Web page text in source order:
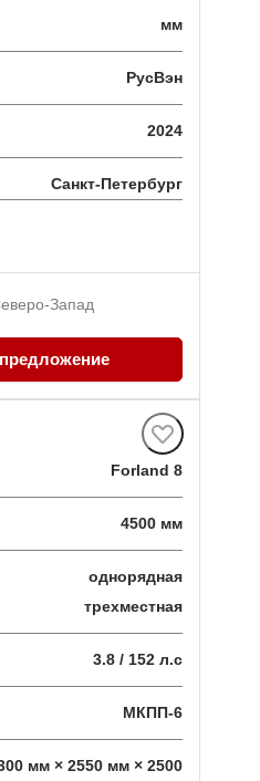
мм
РусВэн
2024
Санкт-Петербург
Запад
Forland 8
4500 мм
однорядная
трехместная
3.8 / 152 л.с
МКПП-6
мм × 2550 мм × 2500